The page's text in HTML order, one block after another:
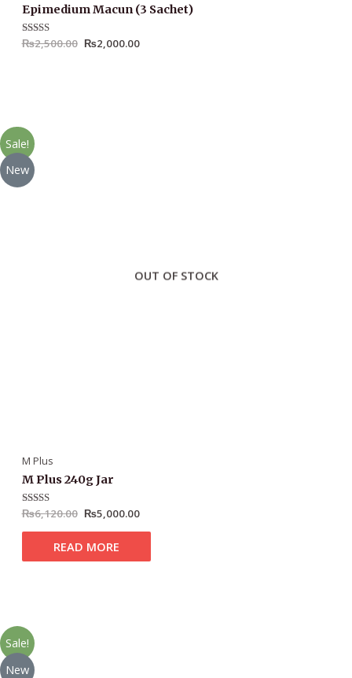
Epimedium Macun (3 Sachet)
Rated4.83
out of 5
₨2,500.00 ₨2,000.00
Sale!
New
OUT OF STOCK
M Plus
M Plus 240g Jar
Rated4.98
out of 5
₨6,120.00 ₨5,000.00
READ MORE
Sale!
New